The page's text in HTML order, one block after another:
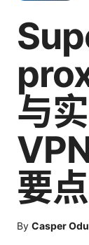
与
要点
By Casper